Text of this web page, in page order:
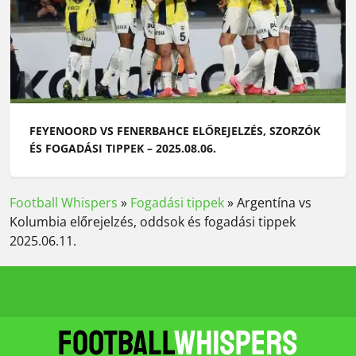
FEYENOORD VS FENERBAHCE ELŐREJELZÉS, SZORZÓK
ÉS FOGADÁSI TIPPEK – 2025.08.06.
Football Whispers » Fogadási tippek»Argentína vs
Kolumbia előrejelzés, oddsok és fogadási tippek
2025.06.11.